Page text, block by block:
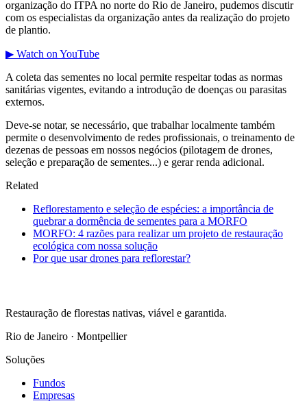
organização do ITPA no norte do Rio de Janeiro, pudemos discutir
com os especialistas da organização antes da realização do projeto
de plantio.
▶ Watch on YouTube
A coleta das sementes no local permite respeitar todas as normas
sanitárias vigentes, evitando a introdução de doenças ou parasitas
externos.
Deve-se notar, se necessário, que trabalhar localmente também
permite o desenvolvimento de redes profissionais, o treinamento de
dezenas de pessoas em nossos negócios (pilotagem de drones,
seleção e preparação de sementes...) e gerar renda adicional.
Related
Reflorestamento e seleção de espécies: a importância de
quebrar a dormência de sementes para a MORFO
MORFO: 4 razões para realizar um projeto de restauração
ecológica com nossa solução
Por que usar drones para reflorestar?
Restauração de florestas nativas, viável e garantida.
Rio de Janeiro · Montpellier
Soluções
Fundos
Empresas